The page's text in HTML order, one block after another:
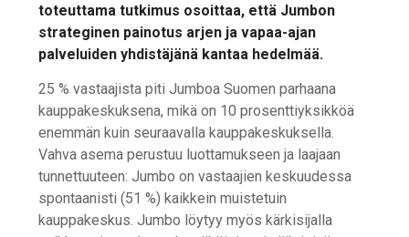
toteuttama tutkimus osoittaa, että Jumbon
strateginen painotus arjen ja vapaa-ajan
palveluiden yhdistäjänä kantaa hedelmää.
25 % vastaajista piti Jumboa Suomen parhaana
kauppakeskuksena, mikä on 10 prosenttiyksikköä
enemmän kuin seuraavalla kauppakeskuksella.
Vahva asema perustuu luottamukseen ja laajaan
tunnettuuteen: Jumbo on vastaajien keskuudessa
spontaanisti (51 %) kaikkein muistetuin
kauppakeskus. Jumbo löytyy myös kärkisijalla